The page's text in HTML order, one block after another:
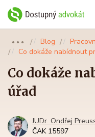
●●● Blog
Co dokáže nabídnout
Co dokáže
úřad
JUDr. Ondřej
ČAK 15597